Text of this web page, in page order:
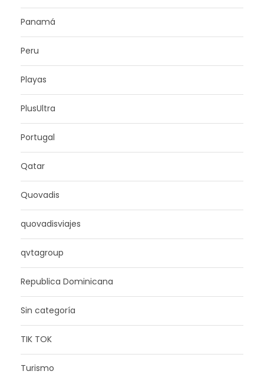
Panamá
Peru
Playas
PlusUltra
Portugal
Qatar
Quovadis
quovadisviajes
qvtagroup
Republica Dominicana
Sin categoría
TIK TOK
Turismo